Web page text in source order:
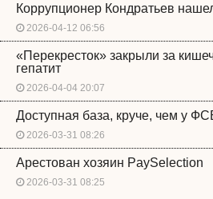
Коррупционер Кондратьев
2026-04-12 06:56
«Перекресток» закрыли за
гепатит
2026-04-04 20:07
Доступная база, круче, чем у
2026-03-31 08:26
Арестован хозяин PaySelection
2026-03-31 08:25